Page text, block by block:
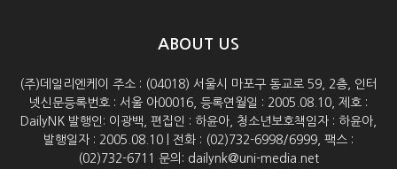
ABOUT US
(주)데일리엔케이 주소 : (04018) 서울시 마포구 동교로 59, 2층, 인터
넷신문등록번호 : 서울 아00016, 등록연월일 : 2005.08.10, 제호 :
DailyNK 발행인: 이광백, 편집인 : 하윤아, 청소년보호책임자 : 하윤아,
발행일자 : 2005.08.10 | 전화 : (02)732-6998/6999, 팩스 :
(02)732-6711 문의: dailynk@uni-media.net